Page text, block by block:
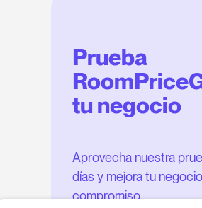
Prueba
tu negocio
Aprovecha nuestra
días y mejora tu
compromiso.